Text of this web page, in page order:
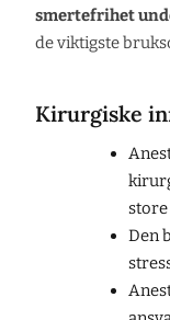
smertefrihet
de viktigste
Kirurgiske
Den